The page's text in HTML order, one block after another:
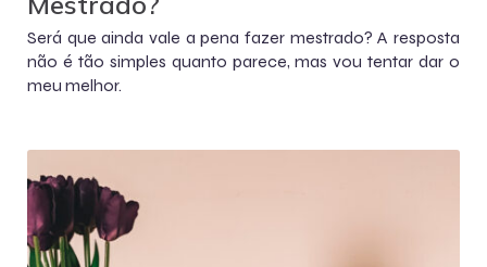
Será que ainda vale a pena fazer mestrado? A resposta
não é tão simples quanto parece, mas vou tentar dar o
meu melhor.